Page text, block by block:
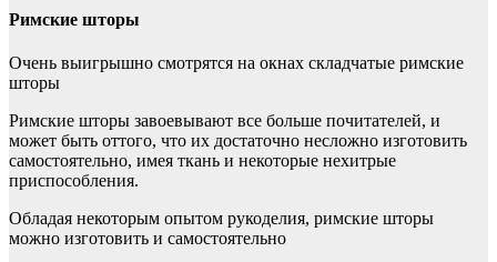
Римские шторы
Очень выигрышно смотрятся на окнах складчатые римские
шторы
Римские шторы завоевывают все больше почитателей, и
может быть оттого, что их достаточно несложно изготовить
самостоятельно, имея ткань и некоторые нехитрые
приспособления.
Обладая некоторым опытом рукоделия, римские шторы
можно изготовить и самостоятельно